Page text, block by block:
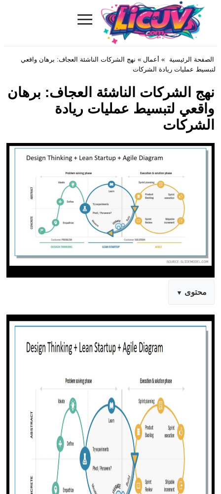
Licuv.com
≡
الصفحة الرئيسية » أعمال » نهج الشركات الناشئة العجاف: برهان واقعي
لتبسيط عمليات ريادة الشركات
نهج الشركات الناشئة العجاف: برهان
واقعي لتبسيط عمليات ريادة
الشركات
محتوى